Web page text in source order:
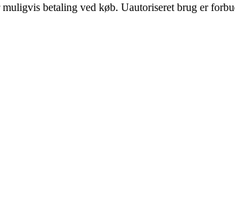
betaling ved køb. Uautoriseret brug er